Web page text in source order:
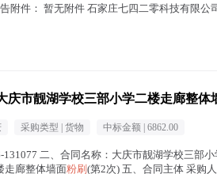
附件： 暂无附件 石家庄七四二零科技有限
庆市靓湖学校三部小学二楼走廊整体
采购类型 | 货物 中标金额 | 6862.00
131077 二、合同名称：大庆市靓湖学校三部
走廊整体墙面粉刷 (第2次) 五、合同主体 采购